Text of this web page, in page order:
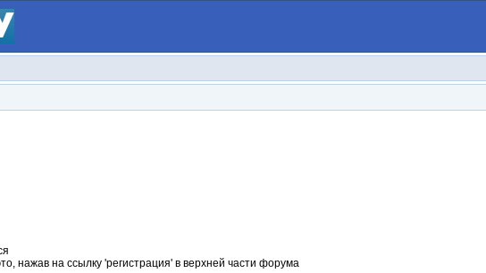
нажав на ссылку 'регистрация' в верхней части форума